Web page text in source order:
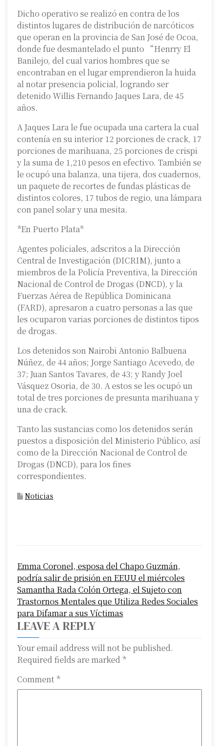
Dicho operativo se realizó en contra de los
distintos lugares de distribución de narcóticos
que operan en la provincia de San José de Ocoa,
donde fue desmantelado el punto “Henrry El
Banilejo, del cual varios hombres que se
encontraban en el lugar emprendieron la huida
al notar presencia policial, logrando ser
detenido Willis Fernando Jaques Lara, de 45
años.
A Jaques Lara le fue ocupada una cartera la cual
contenía en su interior 12 porciones de crack, 17
porciones de marihuana, 25 porciones de crispi
y la suma de 1,210 pesos en efectivo. También se
le ocupó una balanza, una tijera, dos cuadernos,
un paquete de recortes de fundas plásticas de
distintos colores, 17 tubos de regio, una lámpara
con panel solar y una mesita.
*En Puerto Plata*
Agentes policiales, adscritos a la Dirección
Central de Investigación (DICRIM), junto a
miembros de la Policía Preventiva, la Dirección
Nacional de Control de Drogas (DNCD), y la
Fuerzas Aérea de República Dominicana
(FARD), apresaron a cuatro personas a las que
les ocuparon varias porciones de distintos tipos
de drogas.
Los detenidos son Nairobi Antonio Balbuena
Núñez, de 44 años; Jorge Santiago Acevedo, de
37; Juan Santos Tavares, de 43; y Randy Joel
Vásquez Osoria, de 30. A estos se les ocupó un
total de tres porciones de presunta marihuana y
una de crack.
Tanto las sustancias como los detenidos serán
puestos a disposición del Ministerio Público, así
como de la Dirección Nacional de Control de
Drogas (DNCD), para los fines
correspondientes.
Noticias
o
s
t
n
a
v
i
Emma Coronel, esposa del Chapo Guzmán,
podría salir de prisión en EEUU el miércoles
Samantha Rada Colón Ortega, el Sujeto con
Trastornos Mentales que Utiliza Redes Sociales
para Difamar a sus Víctimas
LEAVE A REPLY
Your email address will not be published.
Required fields are marked *
Comment *